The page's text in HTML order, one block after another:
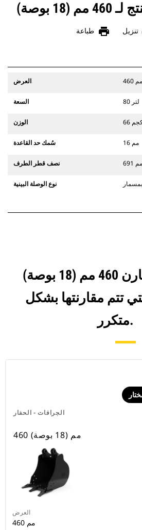
بوصة)
تنزيل print طباعة
العرض 460 مم
السعة 80 لتر
الوزن كجم
سُمك حد القاعدة 16 مم
نصف قطر الطرف 691 مم
نوع الوصلة البينية
انظر كيف يقارن 460 مم (18 بوصة)
تتم مقارنتها بشكل
متكرر.
الجرافات - الحفار
460 مم (18 بوصة)
العرض
460 مم